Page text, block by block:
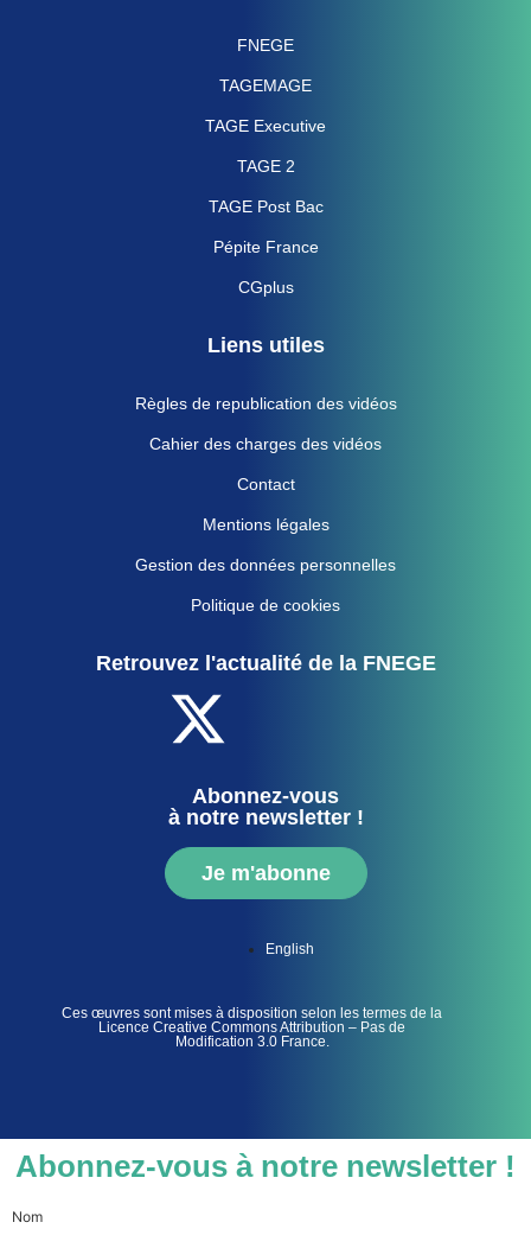
FNEGE
TAGEMAGE
TAGE Executive
TAGE 2
TAGE Post Bac
Pépite France
CGplus
Liens utiles
Règles de republication des vidéos
Cahier des charges des vidéos
Contact
Mentions légales
Gestion des données personnelles
Politique de cookies
Retrouvez l'actualité de la FNEGE
Abonnez-vous
à notre newsletter !
Je m'abonne
English
Ces œuvres sont mises à disposition selon les termes de la
Licence Creative Commons Attribution – Pas de
Modification 3.0 France.
Abonnez-vous à notre newsletter !
Nom